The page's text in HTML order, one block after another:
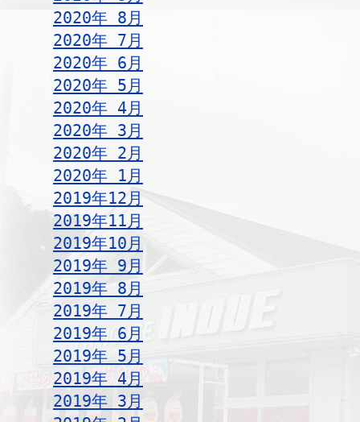
2020年 8月
2020年 7月
2020年 6月
2020年 5月
2020年 4月
2020年 3月
2020年 2月
2020年 1月
2019年12月
2019年11月
2019年10月
2019年 9月
2019年 8月
2019年 7月
2019年 6月
2019年 5月
2019年 4月
2019年 3月